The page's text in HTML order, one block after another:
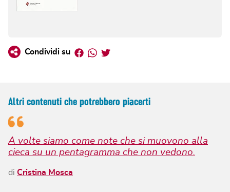
Condividi su Facebook
Whatsapp
Twitter
Altri contenuti che potrebbero piacerti
A volte siamo come note che si muovono alla
cieca su un pentagramma che non vedono.
di Cristina Mosca